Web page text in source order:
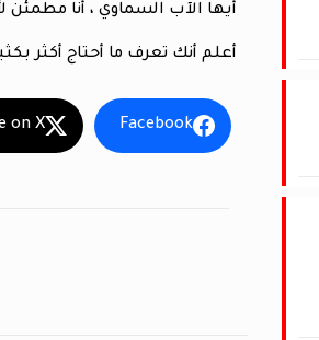
أيها الآب السماوي ، أنا مطمئن
أعلم أنك تعرف ما أحتاج أكثر
Facebook
on X